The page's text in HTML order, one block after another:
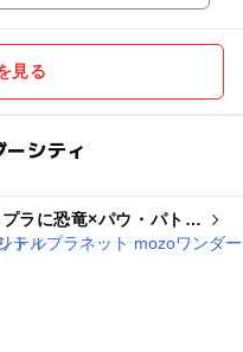
見る
シティ
ラに恐竜×パウ・パトロ